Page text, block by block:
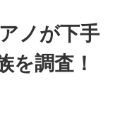
ノが下手
を調査！